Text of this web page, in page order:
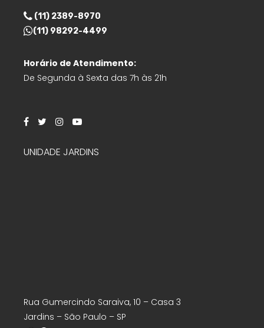
(11) 2389-8970
(11) 98292-4499
Horário de Atendimento:
De Segunda à Sexta das 7h às 21h
UNIDADE JARDINS
Rua Gumercindo Saraiva, 10 – Casa 3
Jardins – São Paulo – SP